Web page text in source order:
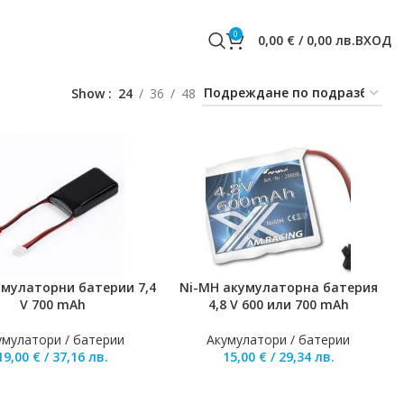
0 0,00 € / 0,00 лв.ВХОД
Show 24 36 48
В КОЛИЧКАТАбатерии 7,4
V 700 mAh
/ батерии
€ / 37,16лв.
ДОБАВЯНЕ В КОЛИЧКАТА
Ni-MH aкумулаторна батерия
4,8 V 600 или 700 mAh
Акумулатори / батерии
15,00 € / 29,34 лв.